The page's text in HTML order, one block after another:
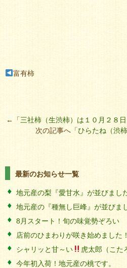
富有柿
←「三社柿（生渋柿）は１０月２８
次の記事へ「ひらたね（渋
最新のお知らせ一覧
地元産の梨『愛甘水』が並びまし
地元産の『種無し巨峰』が並びま
8月スタート！旬の味覚勢ぞろい
店前のひまわりが咲き始めました
シャリッと甘～い
虎太郎（こた
今年初入荷！地元産の桃です。